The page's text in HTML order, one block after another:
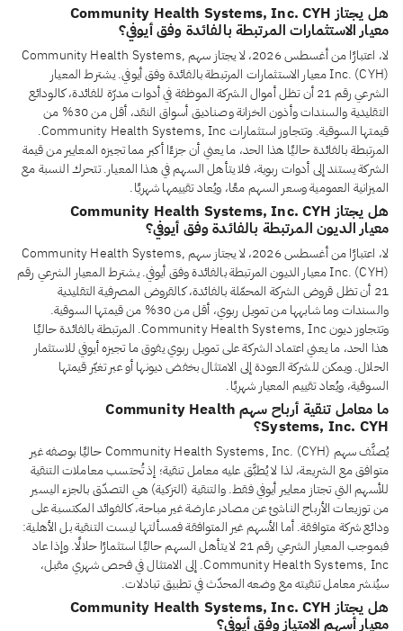
هل يجتاز Community Health Systems, Inc. CYH
معيار الاستثمارات المرتبطة بالفائدة وفق أيوفي؟
لا، اعتبارًا من أغسطس 2026، لا يجتاز سهم Community Health Systems,
Inc. (CYH) معيار الاستثمارات المرتبطة بالفائدة وفق أيوفي. يشترط المعيار
الشرعي رقم 21 أن تظل أموال الشركة الموظفة في أدوات مدرّة للفائدة، كالودائع
التقليدية والسندات وأذون الخزانة وصناديق أسواق النقد، أقل من 30% من
قيمتها السوقية. وتتجاوز استثمارات Community Health Systems, Inc.
المرتبطة بالفائدة حاليًا هذا الحد، ما يعني أن جزءًا أكبر مما تجيزه المعايير من قيمة
الشركة يستند إلى أدوات ربوية، فلا يتأهل السهم في هذا المعيار. تتحرك النسبة مع
الميزانية العمومية وسعر السهم معًا، ويُعاد تقييمها شهريًا.
هل يجتاز Community Health Systems, Inc. CYH
معيار الديون المرتبطة بالفائدة وفق أيوفي؟
لا، اعتبارًا من أغسطس 2026، لا يجتاز سهم Community Health Systems,
Inc. (CYH) معيار الديون المرتبطة بالفائدة وفق أيوفي. يشترط المعيار الشرعي رقم
21 أن تظل قروض الشركة المحمّلة بالفائدة، كالقروض المصرفية التقليدية
والسندات وما شابهها من تمويل ربوي، أقل من 30% من قيمتها السوقية.
وتتجاوز ديون Community Health Systems, Inc. المرتبطة بالفائدة حاليًا
هذا الحد، ما يعني اعتماد الشركة على تمويل ربوي يفوق ما تجيزه أيوفي للاستثمار
الحلال. ويمكن للشركة العودة إلى الامتثال بخفض ديونها أو عبر تغيّر قيمتها
السوقية، ويُعاد تقييم المعيار شهريًا.
ما معامل تنقية أرباح سهم Community Health
Systems, Inc. CYH؟
يُصنَّف سهم Community Health Systems, Inc. (CYH) حاليًا بوصفه غير
متوافق مع الشريعة، لذا لا يُطبَّق عليه معامل تنقية؛ إذ تُحتسب معاملات التنقية
للأسهم التي تجتاز معايير أيوفي فقط. والتنقية (التزكية) هي التصدّق بالجزء اليسير
من توزيعات الأرباح الناشئ عن مصادر عارضة غير مباحة، كالفوائد المكتسبة على
ودائع شركة متوافقة. أما الأسهم غير المتوافقة فمسألتها ليست التنقية بل الأهلية:
فبموجب المعيار الشرعي رقم 21 لا يتأهل السهم حاليًا استثمارًا حلالًا. وإذا عاد
Community Health Systems, Inc. إلى الامتثال في فحص شهري مقبل،
سيُنشر معامل تنقيته مع وضعه المحدّث في تطبيق تبادلات.
هل يجتاز Community Health Systems, Inc. CYH
معيار أسهم الامتياز وفق أيوفي؟